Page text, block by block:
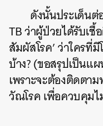
ดังนั้นประเด็นต่
TB ว่าผู้ป่วยได้รับเ
สัมผัสโรค’ ว่าใครที่
บ้าง? (ขอสรุปเป็นแ
เพราะจะต้องติดตา
วัณโรค เพื่อควบคุมไ